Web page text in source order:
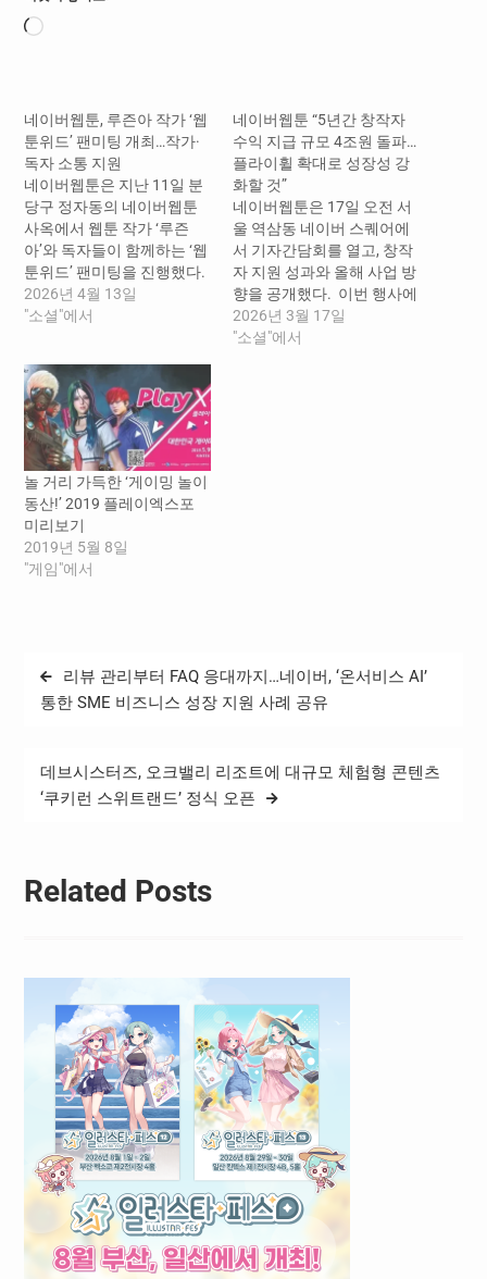
로
네이버웹툰, 루즌아 작가 ‘웹
툰위드’ 팬미팅 개최…작가·
독자 소통 지원
네이버웹툰은 지난 11일 분
당구 정자동의 네이버웹툰
사옥에서 웹툰 작가 ‘루즌
아’와 독자들이 함께하는 ‘웹
툰위드’ 팬미팅을 진행했다.
‘웹툰위드(WEBTOON
With)’는 네이버웹툰의 창작
가 웹툰 ‘만남어플 중독’에서
보여준 재치있는 독자 소통
방식을 반영해 ‘팬싸움회’라
는 컨셉으로 기획되었다. 사
전 신청을 통해 선발된 200
여 명의 독자들은 작가와 작
품 비하인드 스토리를 공유
하며…
2026년 4월 13일
"소셜"에서
네이버웹툰 “5년간 창작자
수익 지급 규모 4조원 돌파…
플라이휠 확대로 성장성 강
화할 것”
네이버웹툰은 17일 오전 서
울 역삼동 네이버 스퀘어에
서 기자간담회를 열고, 창작
자 지원 성과와 올해 사업 방
향을 공개했다. ​ 이번 행사에
는 지난 5일 선임된 김용수
웹툰 엔터테인먼트 프레지
2026년 3월 17일
"소셜"에서
놀 거리 가득한 ‘게이밍 놀이
동산!’ 2019 플레이엑스포
미리보기
2019년 5월 8일
"게임"에서
글
탐
리뷰 관리부터 FAQ 응대까지…네이버, ‘온서비스 AI’
통한 SME 비즈니스 성장 지원 사례 공유
데브시스터즈, 오크밸리 리조트에 대규모 체험형 콘텐츠
‘쿠키런 스위트랜드’ 정식 오픈
Related Posts